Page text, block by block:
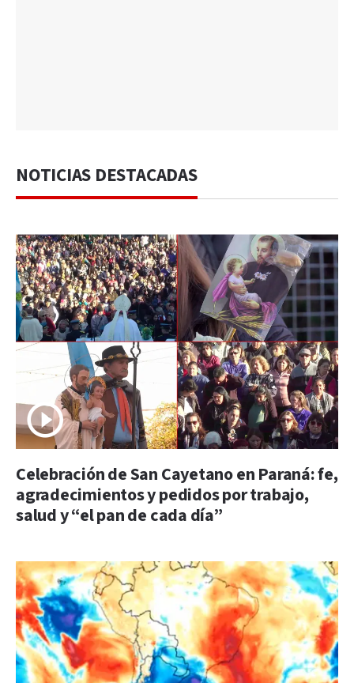
NOTICIAS DESTACADAS
Celebración de San Cayetano en Paraná: fe,
agradecimientos y pedidos por trabajo,
salud y “el pan de cada día”